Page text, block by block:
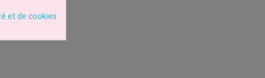
et de cookies